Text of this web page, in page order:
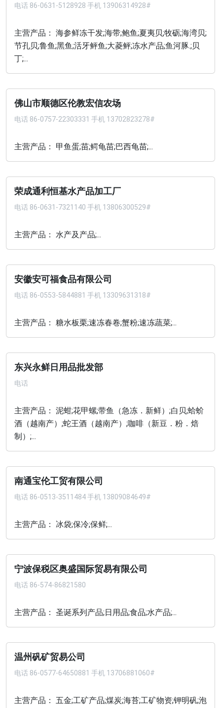
电话 86-0631-5128928 手机 13906314928#
主营产品： 海参鲜冻干发;海带;鲍鱼;夏夷贝;牧砺;海湾贝;
节孔贝;鲁鱼;黑鱼;活牙鲆鱼;大菱鲆;冻水产品;鱼河豚.;贝
丁;...
佛山市顺德区伦教宏信农场
电话 86-0757-22303331 手机 13702823278#
主营产品： 甲鱼蛋;苗;鳄龟苗;巴西龟苗;...
荣成通利恒基水产品加工厂
电话 86-0631-7321140 手机 13806300529#
主营产品： 水产及产品;...
安徽安可福食品有限公司
电话 86-0553-5844881 手机 13309631318#
主营产品： 糖水板栗;速冻春卷;蟹粉;速冻蔬菜;...
东兴永鲜日用品批发部
电话
主营产品： 泥蚶;花甲螺;带鱼（急冻．新鲜）;白贝;蛤蚧
酒（越南产）;蛇王酒（越南产）;咖啡（新豆．粉．焙
制）;...
南通宝伦工贸有限公司
电话 86-0513-3511484 手机 13809084649#
主营产品： 冰袋;保冷;保鲜;...
宁波保税区奥盛国际贸易有限公司
电话 86-574-86821580
主营产品： 圣诞系列产品;日用品;食品;水产品;...
温州矾矿贸易公司
电话 86-0577-64650881 手机 13706881060#
主营产品： 五金;工矿产品;煤炭;海苔;工矿物资;钾明矾;泡